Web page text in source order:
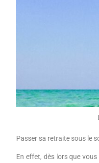
Passer sa retraite sous le
En effet, dès lors que